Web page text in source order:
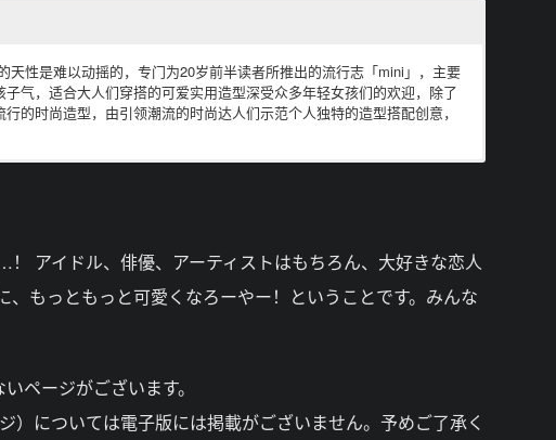
天性是难以动摇的，专门为20岁前半读者所推出的流行志「mini」，主要
气，适合大人们穿搭的可爱实用造型深受众多年轻女孩们的欢迎，除了
的时尚造型，由引领潮流的时尚达人们示范个人独特的造型搭配创意，
アイドル、俳優、アーティストはもちろん、大好きな恋人
もっともっと可愛くなろーやー！ということです。みんな
ページがございます。
については電子版には掲載がございません。予めご了承く